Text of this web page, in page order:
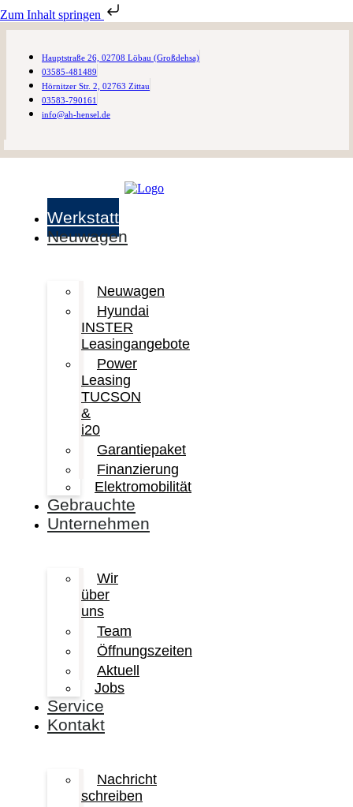
Zum Inhalt springen
Hauptstraße 26, 02708 Löbau (Großdehsa)
03585-481489
Hörnitzer Str. 2, 02763 Zittau
03583-790161
info@ah-hensel.de
Werkstatt
Neuwagen
Neuwagen
Hyundai
INSTER
Leasingangebote
Power
Leasing
TUCSON
&
i20
Garantiepaket
Finanzierung
Elektromobilität
Gebrauchte
Unternehmen
Wir
über
uns
Team
Öffnungszeiten
Aktuell
Jobs
Service
Kontakt
Nachricht
schreiben